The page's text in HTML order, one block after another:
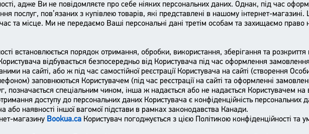
адже Ви не повідомляєте про себе ніяких персональних даних. Однак, під час
послуг, пов’язаних з купівлею товарів, які представлені в нашому інтернет-
та місце. Ми не передаємо Ваші персональні дані третім особам та захищаємо право
встановлюється порядок отримання, обробки, використання, зберігання та
відбувається безпосередньо від Користувача під час оформлення
на сайті, або ж під час самостійної реєстрації Користувача на сайті (створення
заповнюються Користувачем (під час реєстрації на сайті та оформленні
позначається спеціальним чином, інша ж надається або не надається Користувачем на
доступу до персональних даних Користувача є конфіденційність персональних
або наявності іншої вагомої підстави в рамках законодавства Канади.
магазину Bookua.ca Користувач погоджується з цією Політикою конфіденційності